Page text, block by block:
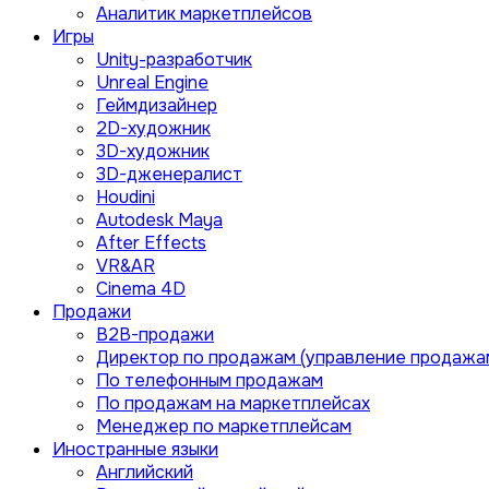
Аналитик маркетплейсов
Игры
Unity-разработчик
Unreal Engine
Геймдизайнер
2D-художник
3D-художник
3D-дженералист
Houdini
Autodesk Maya
After Effects
VR&AR
Cinema 4D
Продажи
B2B-продажи
Директор по продажам (управление
По телефонным продажам
По продажам на маркетплейсах
Менеджер по маркетплейсам
Иностранные языки
Английский